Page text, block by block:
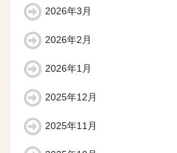
2026年3月
2026年2月
2026年1月
2025年12月
2025年11月